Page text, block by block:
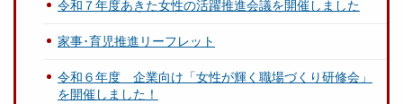
令和７年度あきた女性の活躍推進会議を開催しました
家事･育児推進リーフレット
令和６年度 企業向け「女性が輝く職場づくり研修会」
を開催しました！